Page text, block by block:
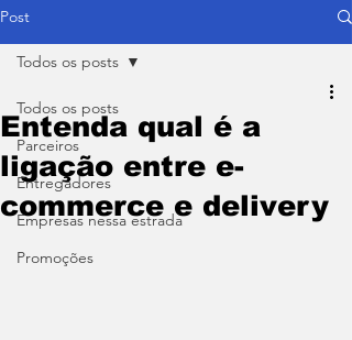
Post
Todos os posts
Parceiros
Entregadores
Empresas nessa estrada
Promoções
Todos os posts
Entenda qual é a
ligação entre e-
commerce e delivery